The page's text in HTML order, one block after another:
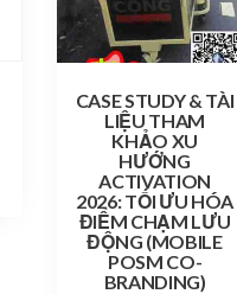
CASE STUDY & TÀI
LIỆU THAM
KHẢO XU
HƯỚNG
ACTIVATION
2026: TỐI ƯU HÓA
ĐIỂM CHẠM LƯU
ĐỘNG (MOBILE
POSM CO-
BRANDING)